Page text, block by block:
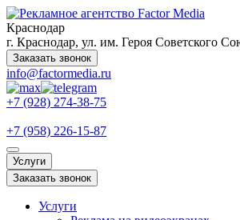
Краснодар
г. Краснодар, ул. им. Героя Советского
Заказать звонок
info@factormedia.ru
+7 (928) 274-38-75
+7 (958) 226-15-87
Услуги
Заказать звонок
Услуги